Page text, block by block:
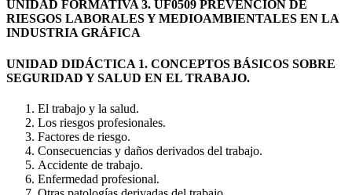
UNIDAD FORMATIVA 3. UF0509 PREVENCIÓN DE
RIESGOS LABORALES Y MEDIOAMBIENTALES EN LA
INDUSTRIA GRÁFICA
UNIDAD DIDÁCTICA 1. CONCEPTOS BÁSICOS SOBRE
SEGURIDAD Y SALUD EN EL TRABAJO.
El trabajo y la salud.
Los riesgos profesionales.
Factores de riesgo.
Consecuencias y daños derivados del trabajo.
Accidente de trabajo.
Enfermedad profesional.